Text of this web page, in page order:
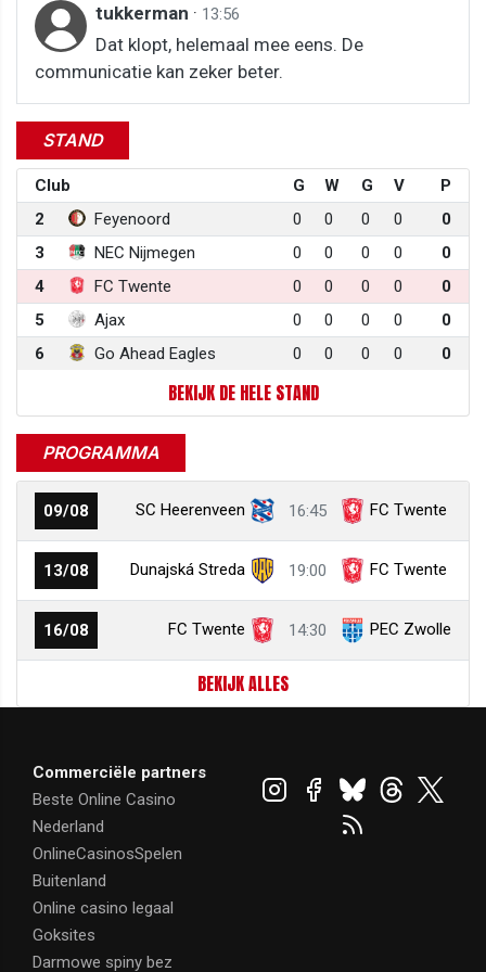
tukkerman · 13:56
Dat klopt, helemaal mee eens. De
communicatie kan zeker beter.
STAND
Club G W G V
P
2
Feyenoord 0 0 0 0
0
3
NEC Nijmegen 0 0 0 0
0
4
FC Twente 0 0 0 0
0
5
Ajax 0 0 0 0
0
6
Go Ahead Eagles 0 0 0 0 0
BEKIJK DE HELE STAND
PROGRAMMA
09/08 SC Heerenveen 16:45 FC Twente
13/08 Dunajská Streda 19:00 FC Twente
16/08 FC Twente 14:30 PEC Zwolle
BEKIJK ALLES
Commerciële partners
Beste Online Casino
Nederland
OnlineCasinosSpelen
Buitenland
Online casino legaal
Goksites
Darmowe spiny bez